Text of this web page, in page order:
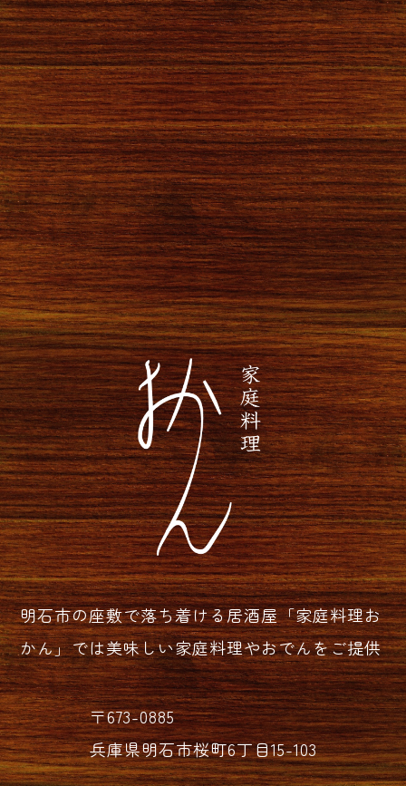
明石市の座敷で落ち着ける居酒屋「家庭料理お
かん」では美味しい家庭料理やおでんをご提供
〒673-0885
兵庫県明石市桜町6丁目15-103